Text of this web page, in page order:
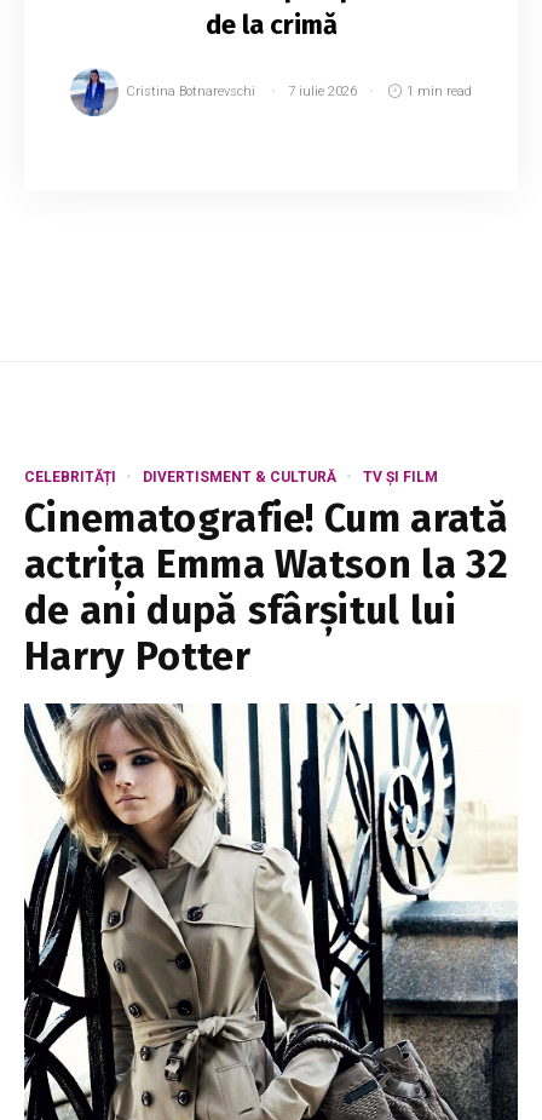
de la crimă
Cristina Botnarevschi 7 iulie 2026 1 min read
CELEBRITĂȚI DIVERTISMENT & CULTURĂ TV ȘI FILM
Cinematografie! Cum arată
actrița Emma Watson la 32
de ani după sfârșitul lui
Harry Potter